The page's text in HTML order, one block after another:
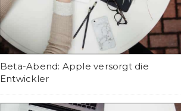
Beta-Abend: Apple versorgt die
Entwickler